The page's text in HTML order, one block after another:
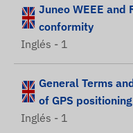
Juneo WEEE and
conformity
Inglés - 1
General Terms
of GPS
Inglés - 1